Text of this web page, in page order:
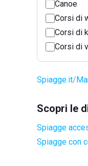
Canoe
Corsi di
Corsi di
Corsi di
Spiagge.it
Scopri le
Spiagge
Spiagge con